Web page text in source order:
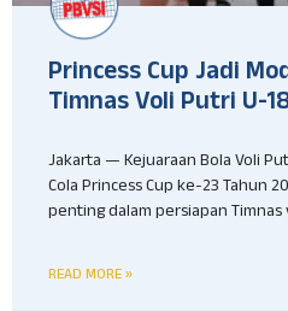
Princess Cup Jadi
Timnas Voli Putri U-
Jakarta — Kejuaraan Bola Voli
Cola Princess Cup ke-23 Tahun
penting dalam persiapan
READ MORE »